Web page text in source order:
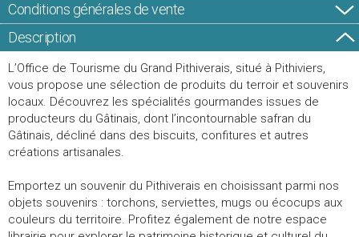
Conditions générales de vente
Description
L’Office de Tourisme du Grand Pithiverais, situé à Pithiviers,
vous propose une sélection de produits du terroir et souvenirs
locaux. Découvrez les spécialités gourmandes issues de
producteurs du Gâtinais, dont l’incontournable safran du
Gâtinais, décliné dans des biscuits, confitures et autres
créations artisanales.
Emportez un souvenir du Pithiverais en choisissant parmi nos
objets souvenirs : torchons, serviettes, mugs ou écocups aux
couleurs du territoire. Profitez également de notre espace